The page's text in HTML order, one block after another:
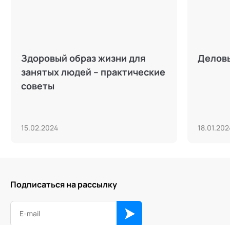
Здоровый образ жизни для
занятых людей – практические
советы
15.02.2024
Подписаться на рассылку